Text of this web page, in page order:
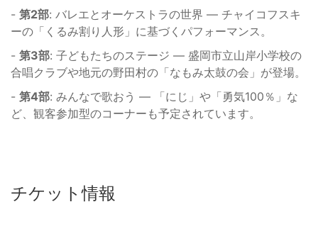
- 第2部: バレエとオーケストラの世界 — チャイコフスキ
ーの「くるみ割り人形」に基づくパフォーマンス。
- 第3部: 子どもたちのステージ — 盛岡市立山岸小学校の
合唱クラブや地元の野田村の「なもみ太鼓の会」が登場。
- 第4部: みんなで歌おう — 「にじ」や「勇気100％」な
ど、観客参加型のコーナーも予定されています。
チケット情報